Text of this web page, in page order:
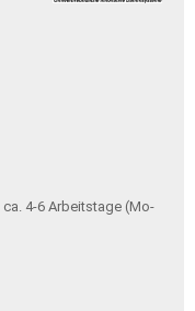
ca. 4-6 Arbeitstage (Mo-